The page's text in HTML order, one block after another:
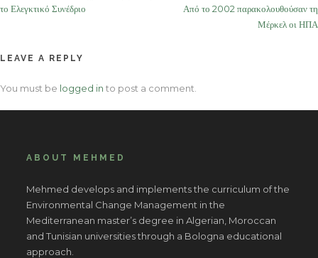
το Ελεγκτικό Συνέδριο
Από το 2002 παρακολουθούσαν τη
Μέρκελ οι ΗΠΑ
LEAVE A REPLY
You must be logged in to post a comment.
ABOUT MEHMED
Mehmed develops and implements the curriculum of the
Environmental Change Management in the
Mediterranean master’s degree in Algerian, Moroccan
and Tunisian universities through a Bologna educational
approach.